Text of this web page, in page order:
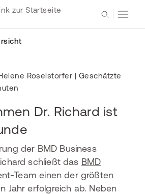
Roselstorfer | Geschätzte
Dr. Richard ist
der BMD Business
schließt das BMD
-Team einen der größten
Jahr erfolgreich ab. Neben